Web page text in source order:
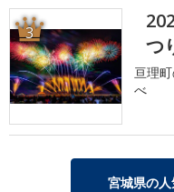
3
つ
亘理
べ
宮城県の